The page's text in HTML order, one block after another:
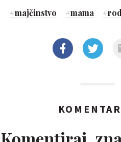
#majčinstvo #mama #